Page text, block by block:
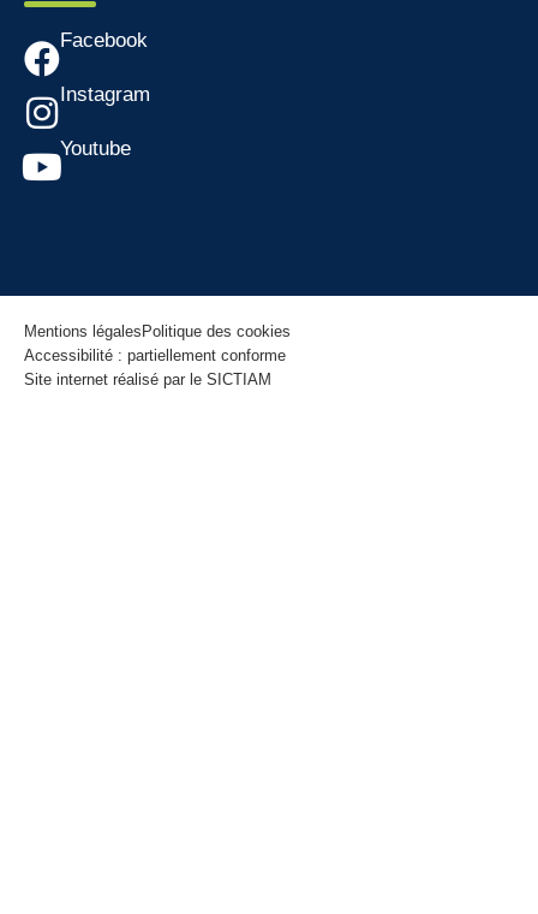
Facebook
Instagram
Youtube
Mentions légales Politique des cookies
Accessibilité : partiellement conforme
Site internet réalisé par le SICTIAM